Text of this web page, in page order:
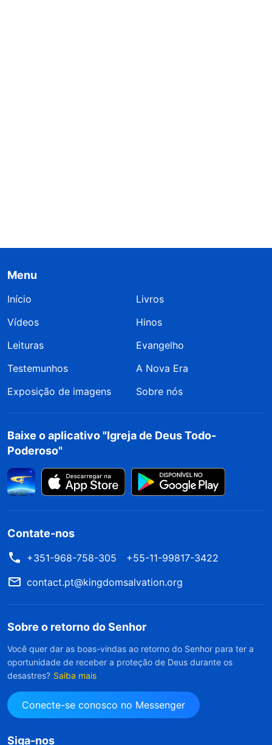
Menu
Início
Livros
Vídeos
Hinos
Leituras
Evangelho
Testemunhos
A Nova Era
Exposição de imagens
Sobre nós
Baixe o aplicativo "Igreja de Deus Todo-
Poderoso"
Contate-nos
+351-968-758-305
+55-11-99817-3422
contact.pt@kingdomsalvation.org
Sobre o retorno do Senhor
Você quer dar as boas-vindas ao retorno do Senhor para ter a
oportunidade de receber a proteção de Deus durante os
desastres? Saiba mais
Conecte-se conosco no Messenger
Siga-nos